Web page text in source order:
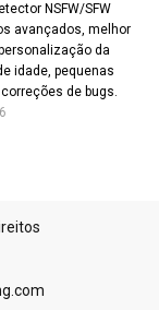
NSFW/SFW
avançados, melhor
da
idade, pequenas
de bugs.